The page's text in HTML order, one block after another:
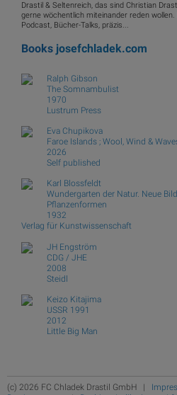
Drastil & Seltenreich, das sind Christian
gerne wöchentlich miteinander reden
Podcast, Bücher-Talks, präzis...
Books josefchladek.com
Ralph Gibson
The Somnambulist
1970
Lustrum Press
Eva Chupikova
Faroe Islands ; Wool, Wind &
2026
Self published
Karl Blossfeldt
Wundergarten der Natur. Neue
Pflanzenformen
1932
Verlag für Kunstwissenschaft
JH Engström
CDG / JHE
2008
Steidl
Keizo Kitajima
USSR 1991
2012
Little Big Man
(c) 2026 FC Chladek Drastil GmbH |